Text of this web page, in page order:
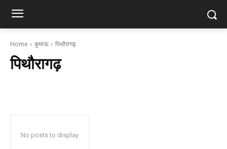
Home कुमाऊं पिथौरागढ़
पिथौरागढ़
No posts to display